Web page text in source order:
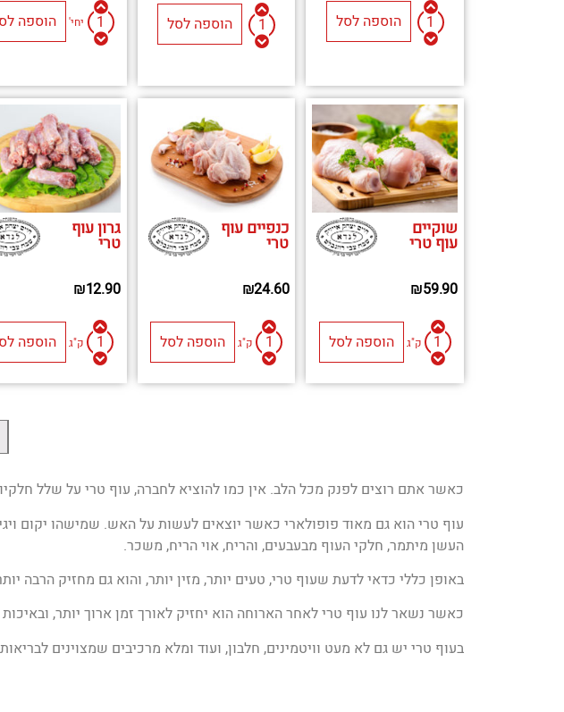
הוספה לסל הוספה לסל יחי' הוספה
שוקיים
עוף טרי
₪59.90
ק"ג הוספה לסל
כנפיים עוף
טרי
₪24.60
ק"ג הוספה לסל
גרון עוף
טרי
₪12.90
ק"ג הוספה
כאשר אתם רוצים לפנק מכל הלב. אין כמו להוציא לחברה, עוף טרי על שלל חלקיו
עוף טרי הוא גם מאוד פופולארי כאשר יוצאים לעשות על האש. שמישהו יקום
העשן מיתמר, חלקי העוף מבעבעים, והריח, אוי הריח, משכר.
באופן כללי כדאי לדעת שעוף טרי, טעים יותר, מזין יותר, והוא גם מחזיק הרבה
כאשר נשאר לנו עוף טרי לאחר הארוחה הוא יחזיק לאורך זמן ארוך יותר,
בעוף טרי יש גם לא מעט וויטמינים, חלבון, ועוד ומלא מרכיבים שמצוינים